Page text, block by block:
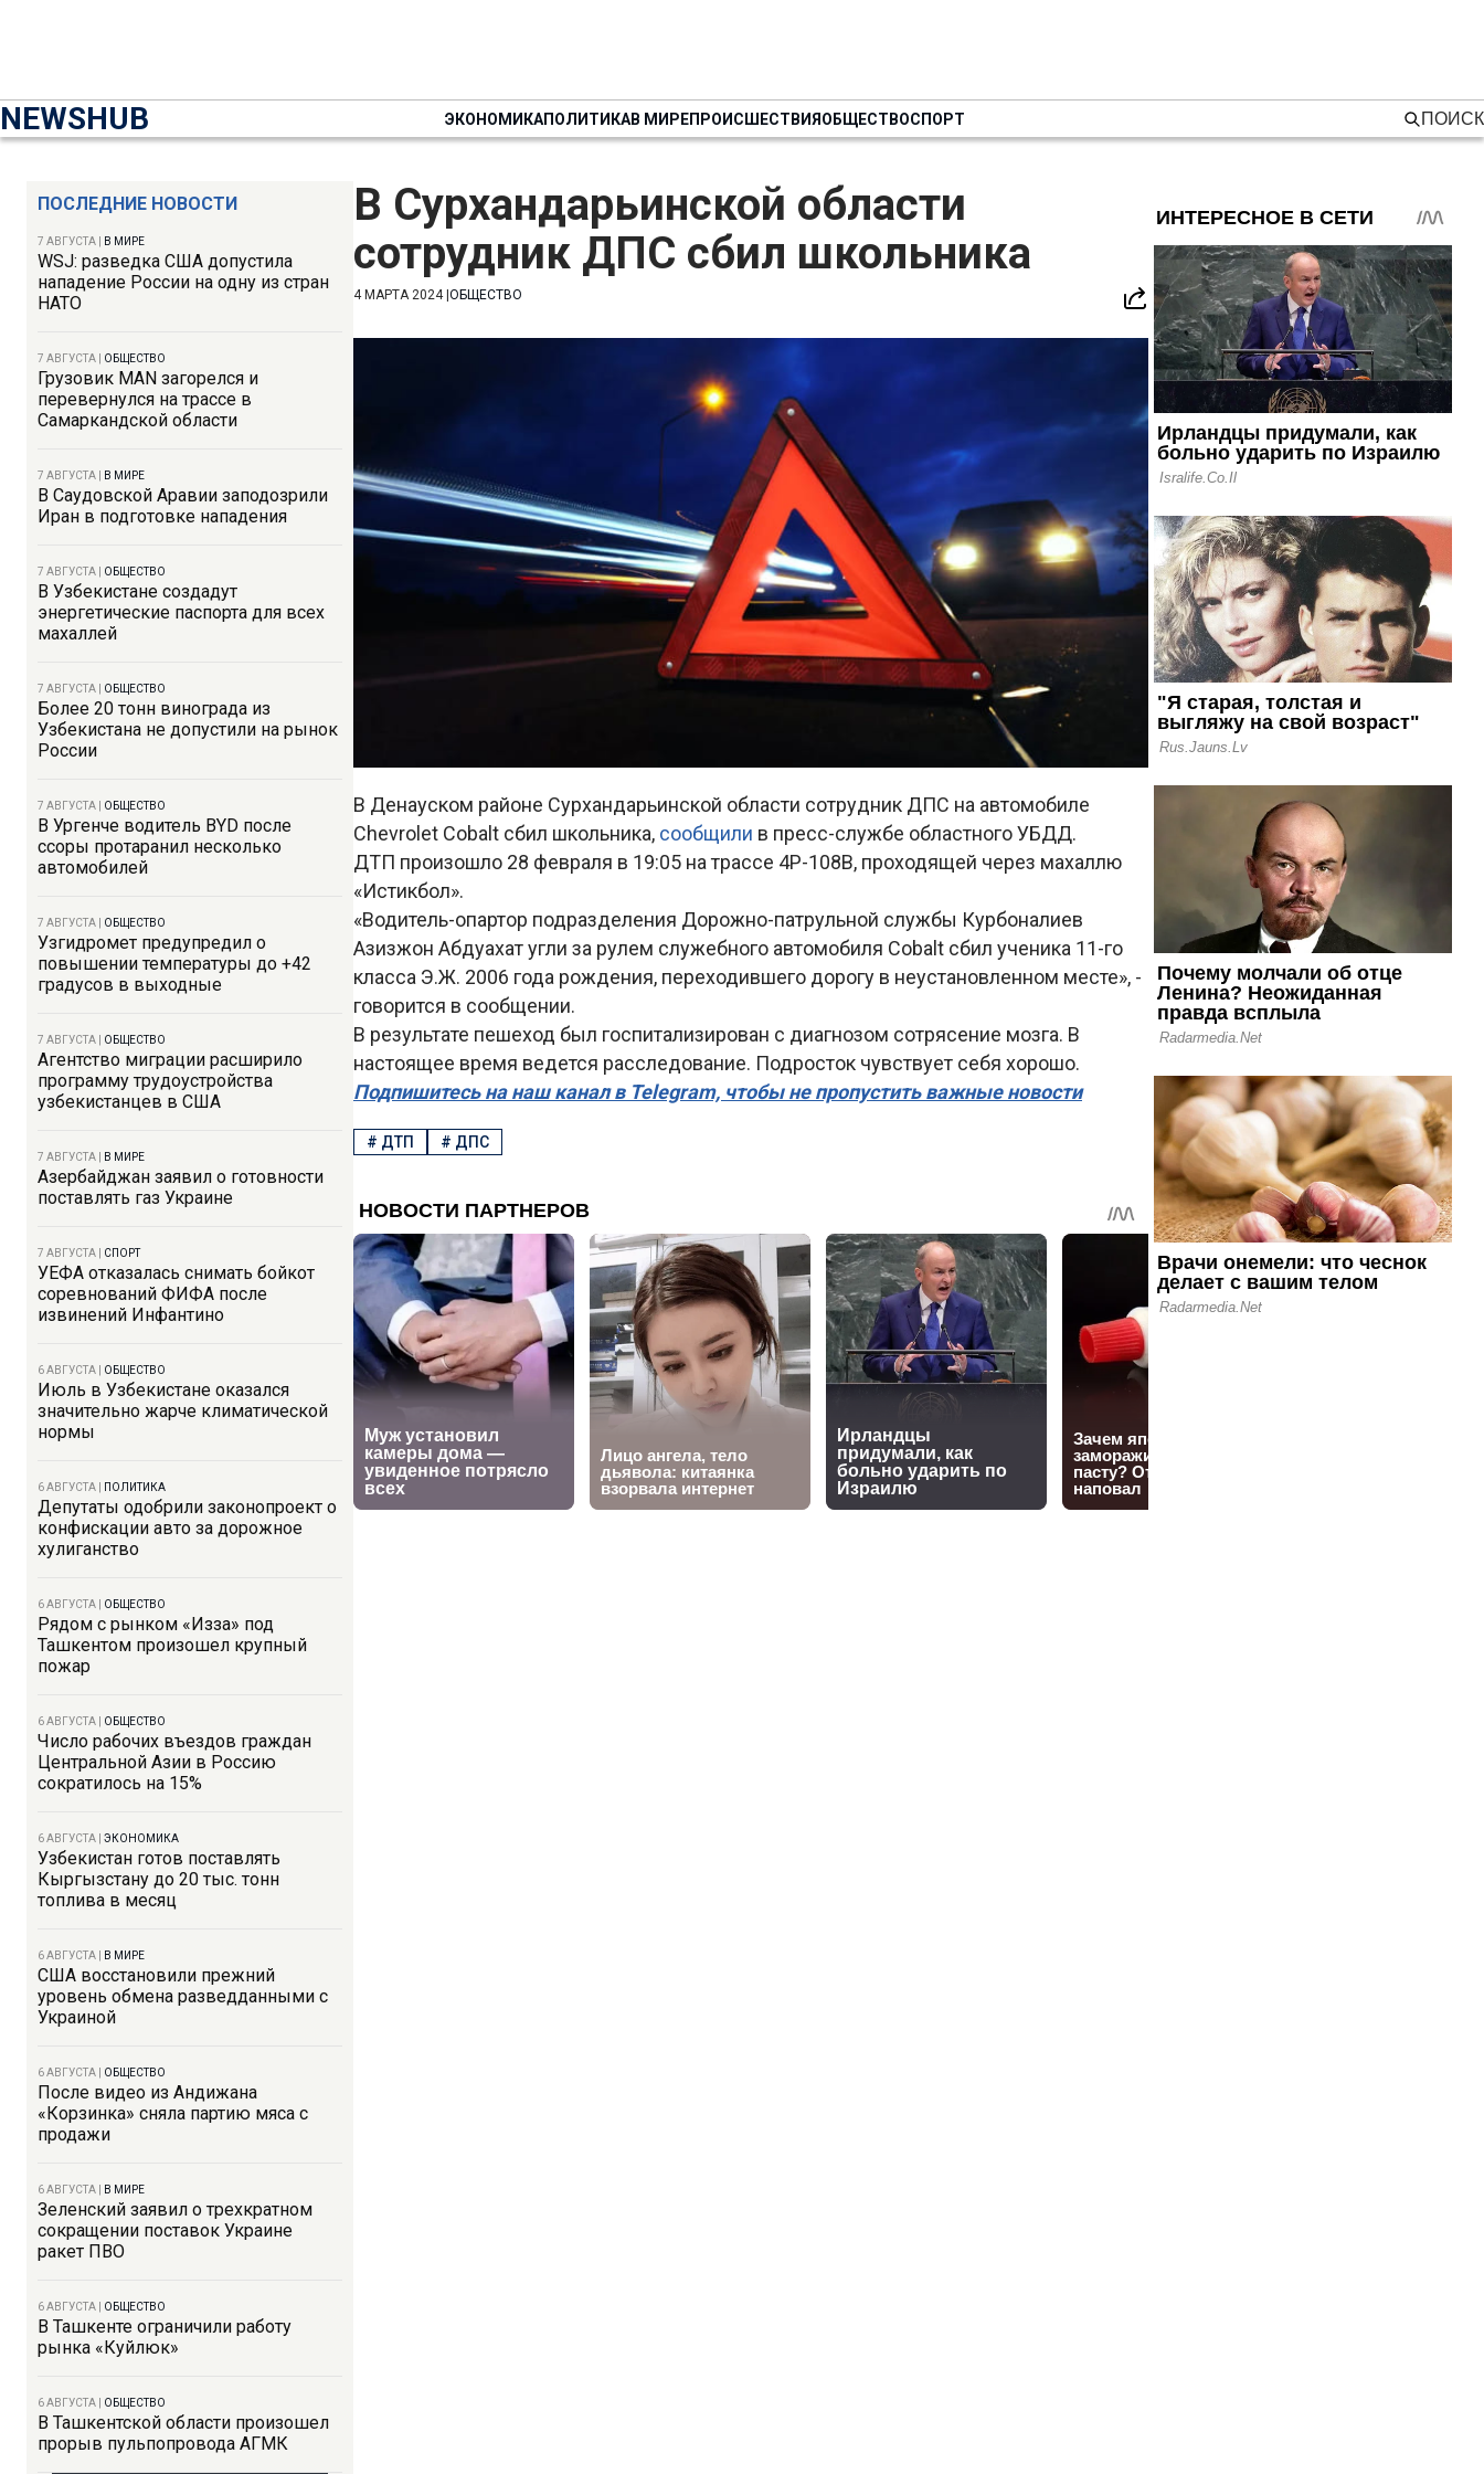
NEWSHUB ЭКОНОМИКАПОЛИТИКАВ МИРЕПРОИСШЕСТВИЯОБЩЕСТВОСПОРТ ПОИСК
ПОСЛЕДНИЕ НОВОСТИ
7 АВГУСТА В МИРЕ
WSJ: разведка США допустила
нападение России на одну из стран
НАТО
7 АВГУСТА ОБЩЕСТВО
Грузовик MAN загорелся и
перевернулся на трассе в
Самаркандской области
7 АВГУСТА В МИРЕ
В Саудовской Аравии заподозрили
Иран в подготовке нападения
7 АВГУСТА ОБЩЕСТВО
В Узбекистане создадут
энергетические паспорта для всех
махаллей
7 АВГУСТА ОБЩЕСТВО
Более 20 тонн винограда из
Узбекистана не допустили на рынок
России
7 АВГУСТА ОБЩЕСТВО
В Ургенче водитель BYD после
ссоры протаранил несколько
автомобилей
7 АВГУСТА ОБЩЕСТВО
Узгидромет предупредил о
повышении температуры до +42
градусов в выходные
7 АВГУСТА ОБЩЕСТВО
Агентство миграции расширило
программу трудоустройства
узбекистанцев в США
7 АВГУСТА В МИРЕ
Азербайджан заявил о готовности
поставлять газ Украине
7 АВГУСТА СПОРТ
УЕФА отказалась снимать бойкот
соревнований ФИФА после
извинений Инфантино
6 АВГУСТА ОБЩЕСТВО
Июль в Узбекистане оказался
значительно жарче климатической
нормы
6 АВГУСТА ПОЛИТИКА
Депутаты одобрили законопроект о
конфискации авто за дорожное
хулиганство
6 АВГУСТА ОБЩЕСТВО
Рядом с рынком «Изза» под
Ташкентом произошел крупный
пожар
6 АВГУСТА ОБЩЕСТВО
Число рабочих въездов граждан
Центральной Азии в Россию
сократилось на 15%
6 АВГУСТА ЭКОНОМИКА
Узбекистан готов поставлять
Кыргызстану до 20 тыс. тонн
топлива в месяц
6 АВГУСТА В МИРЕ
США восстановили прежний
уровень обмена разведданными с
Украиной
6 АВГУСТА ОБЩЕСТВО
После видео из Андижана
«Корзинка» сняла партию мяса с
продажи
6 АВГУСТА В МИРЕ
Зеленский заявил о трехкратном
сокращении поставок Украине
ракет ПВО
6 АВГУСТА ОБЩЕСТВО
В Ташкенте ограничили работу
рынка «Куйлюк»
6 АВГУСТА ОБЩЕСТВО
В Ташкентской области произошел
прорыв пульпопровода АГМК
В Сурхандарьинской области
сотрудник ДПС сбил школьника
4 МАРТА 2024| ОБЩЕСТВО
В Денауском районе Сурхандарьинской области сотрудник ДПС на автомобиле
Chevrolet Cobalt сбил школьника, сообщили в пресс-службе областного УБДД.
ДТП произошло 28 февраля в 19:05 на трассе 4Р-108В, проходящей через махаллю
«Истикбол».
«Водитель-опартор подразделения Дорожно-патрульной службы Курбоналиев
Азизжон Абдуахат угли за рулем служебного автомобиля Cobalt сбил ученика 11-го
класса Э.Ж. 2006 года рождения, переходившего дорогу в неустановленном месте», -
говорится в сообщении.
В результате пешеход был госпитализирован с диагнозом сотрясение мозга. В
настоящее время ведется расследование. Подросток чувствует себя хорошо.
Подпишитесь на наш канал в Telegram, чтобы не пропустить важные новости
# ДТП # ДПС